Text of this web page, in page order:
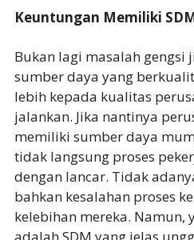
Keuntungan Memiliki
Bukan lagi masalah gengsi
sumber daya yang
lebih kepada kualitas
jalankan. Jika nantinya
memiliki sumber daya
tidak langsung proses
dengan lancar. Tidak
bahkan kesalahan proses
kelebihan mereka. Namun,